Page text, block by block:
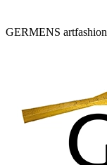
GERMENS artfashion